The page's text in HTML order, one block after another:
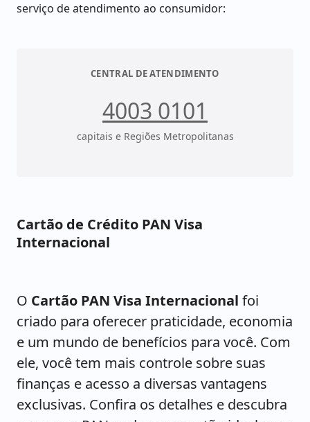
serviço de atendimento ao consumidor:
CENTRAL DE ATENDIMENTO
4003 0101
capitais e Regiões Metropolitanas
Cartão de Crédito PAN Visa
Internacional
O Cartão PAN Visa Internacional foi
criado para oferecer praticidade, economia
e um mundo de benefícios para você. Com
ele, você tem mais controle sobre suas
finanças e acesso a diversas vantagens
exclusivas. Confira os detalhes e descubra